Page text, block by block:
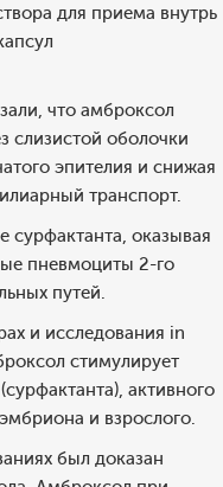
для приема внутрь
что амброксол
слизистой оболочки
эпителия и снижая
транспорт.
сурфактанта, оказывая
пневмоциты 2-го
путей.
и исследования in
стимулирует
активного
и взрослого.
был доказан